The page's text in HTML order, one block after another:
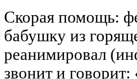
Скорая помощь:
бабушку из
реанимировал
звонит и